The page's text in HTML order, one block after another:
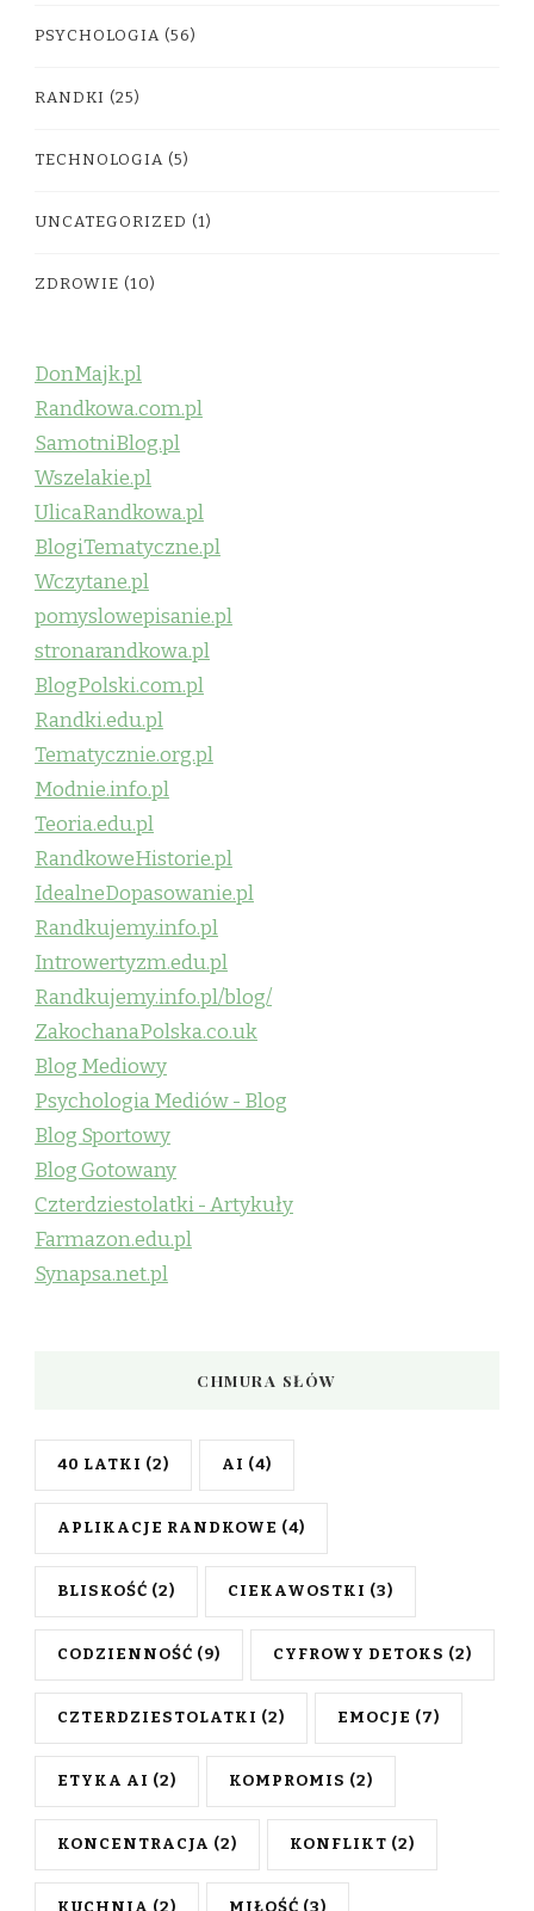
PSYCHOLOGIA (56)
RANDKI (25)
TECHNOLOGIA (5)
UNCATEGORIZED (1)
ZDROWIE (10)
DonMajk.pl
Randkowa.com.pl
SamotniBlog.pl
Wszelakie.pl
UlicaRandkowa.pl
BlogiTematyczne.pl
Wczytane.pl
pomyslowepisanie.pl
stronarandkowa.pl
BlogPolski.com.pl
Randki.edu.pl
Tematycznie.org.pl
Modnie.info.pl
Teoria.edu.pl
RandkoweHistorie.pl
IdealneDopasowanie.pl
Randkujemy.info.pl
Introwertyzm.edu.pl
Randkujemy.info.pl/blog/
ZakochanaPolska.co.uk
Blog Mediowy
Psychologia Mediów - Blog
Blog Sportowy
Blog Gotowany
Czterdziestolatki - Artykuły
Farmazon.edu.pl
Synapsa.net.pl
CHMURA SŁÓW
40 LATKI (2) AI (4)
APLIKACJE RANDKOWE (4)
BLISKOŚĆ (2) CIEKAWOSTKI (3)
CODZIENNOŚĆ (9) CYFROWY DETOKS (2)
CZTERDZIESTOLATKI (2) EMOCJE (7)
ETYKA AI (2) KOMPROMIS (2)
KONCENTRACJA (2) KONFLIKT (2)